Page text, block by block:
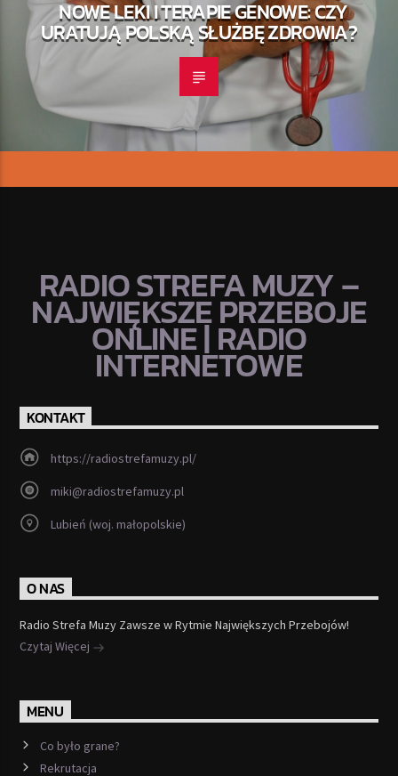
NOWE LEKI I TERAPIE GENOWE: CZY
URATUJĄ POLSKĄ SŁUŻBĘ ZDROWIA?
RADIO STREFA MUZY –
NAJWIĘKSZE PRZEBOJE
ONLINE | RADIO
INTERNETOWE
KONTAKT
https://radiostrefamuzy.pl/
miki@radiostrefamuzy.pl
Lubień (woj. małopolskie)
O NAS
Radio Strefa Muzy Zawsze w Rytmie Największych Przebojów!
Czytaj Więcej
MENU
Co było grane?
Rekrutacja